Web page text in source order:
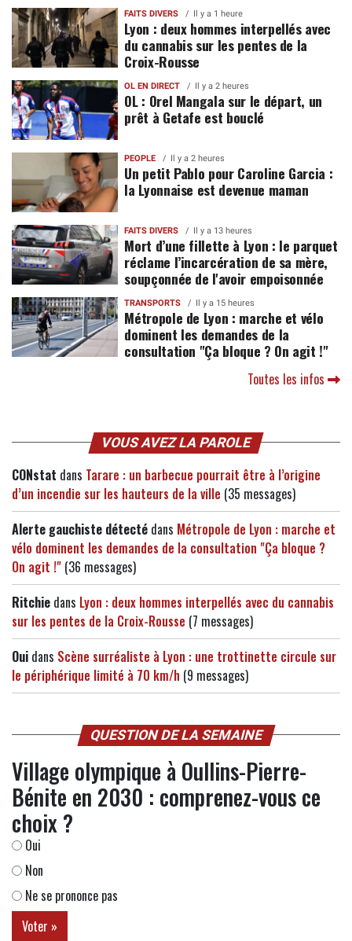
FAITS DIVERS Il y a 1 heure
Lyon : deux hommes interpellés avec
du cannabis sur les pentes de la
Croix-Rousse
OL EN DIRECT Il y a 2 heures
OL : Orel Mangala sur le départ, un
prêt à Getafe est bouclé
PEOPLE Il y a 2 heures
Un petit Pablo pour Caroline Garcia :
la Lyonnaise est devenue maman
FAITS DIVERS Il y a 13 heures
Mort d’une fillette à Lyon : le parquet
réclame l’incarcération de sa mère,
soupçonnée de l'avoir empoisonnée
TRANSPORTS Il y a 15 heures
Métropole de Lyon : marche et vélo
dominent les demandes de la
consultation "Ça bloque ? On agit !"
Toutes les infos
VOUS AVEZ LA PAROLE
CONstat dans Tarare : un barbecue pourrait être à l’origine
d’un incendie sur les hauteurs de la ville (35 messages)
Alerte gauchiste détecté dans Métropole de Lyon : marche et
vélo dominent les demandes de la consultation "Ça bloque ?
On agit !" (36 messages)
Ritchie dans Lyon : deux hommes interpellés avec du cannabis
sur les pentes de la Croix-Rousse (7 messages)
Oui dans Scène surréaliste à Lyon : une trottinette circule sur
le périphérique limité à 70 km/h (9 messages)
QUESTION DE LA SEMAINE
Village olympique à Oullins-Pierre-
Bénite en 2030 : comprenez-vous ce
choix ?
Oui
Non
Ne se prononce pas